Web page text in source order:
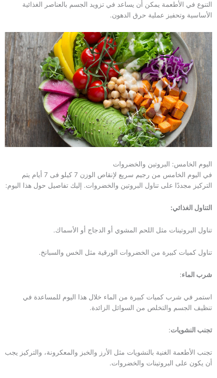
التنوع في الأطعمة يمكن أن يساعد في تزويد الجسم بالعناصر الغذائية
الأساسية وتحفيز عملية حرق الدهون.
اليوم الخامس: البروتين والخضروات
في اليوم الخامس من رجيم سريع لإنقاص الوزن 7 كيلو فى 7 أيام يتم
التركيز مجددًا على تناول البروتين والخضروات. إليك تفاصيل حول هذا اليوم:
التناول الغذائي:
تناول البروتينات مثل اللحم المشوي أو الدجاج أو الأسماك.
تناول كميات كبيرة من الخضروات الورقية مثل الخس والسبانخ.
شرب الماء:
استمر في شرب كميات كبيرة من الماء خلال هذا اليوم للمساعدة في
تنظيف الجسم والتخلص من السوائل الزائدة.
تجنب النشويات:
تجنب الأطعمة الغنية بالنشويات مثل الأرز والخبز والمعكرونة، والتركيز يجب
أن يكون على البروتينات والخضروات.